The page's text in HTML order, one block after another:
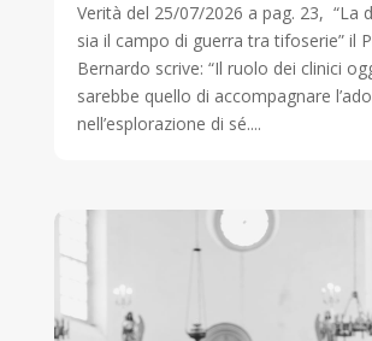
Verità del 25/07/2026 a pag. 23, “La
sia il campo di guerra tra tifoserie” il
Bernardo scrive: “Il ruolo dei clinici
sarebbe quello di accompagnare
nell’esplorazione di sé....